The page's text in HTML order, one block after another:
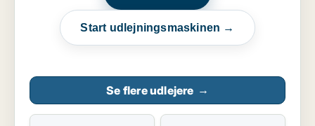
Start udlejningsmaskinen →
Se flere udlejere →